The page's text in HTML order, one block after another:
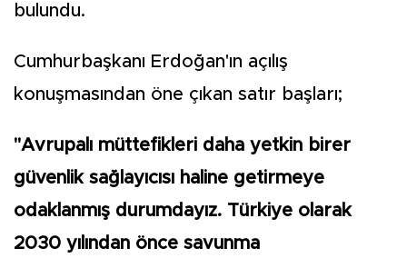
bulundu.
Cumhurbaşkanı Erdoğan'ın açılış
konuşmasından öne çıkan satır başları;
"Avrupalı müttefikleri daha yetkin birer
güvenlik sağlayıcısı haline getirmeye
odaklanmış durumdayız. Türkiye olarak
2030 yılından önce savunma